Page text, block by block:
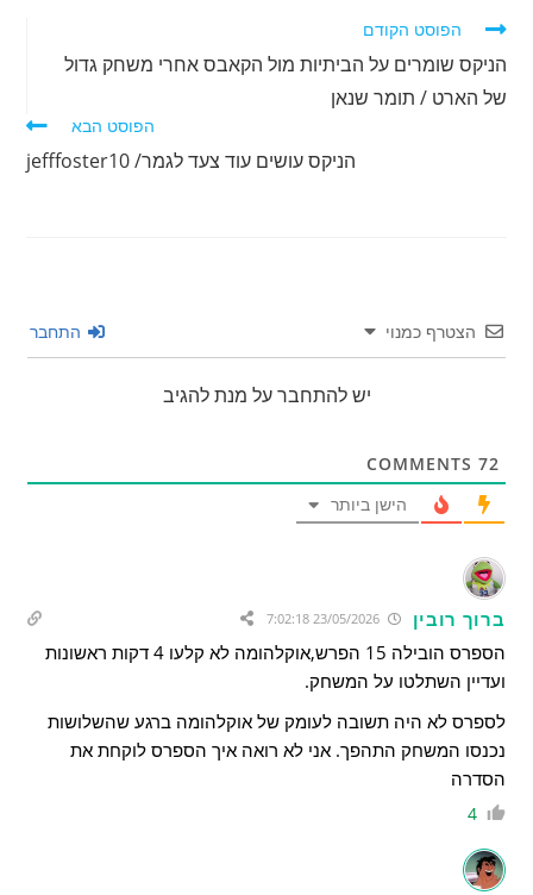
לקרוא
נוספים
הפוסט הקודם
הניקס שומרים על הביתיות מול הקאבס אחרי משחק גדול
של הארט / תומר שנאן
הפוסט הבא
הניקס עושים עוד צעד לגמר/ jefffoster10
הצטרף כמנוי התחבר
יש להתחבר על מנת להגיב
72
הישן ביותר
ברוך רובין 23/05/2026 7:02:18
הספרס הובילה 15 הפרש,אוקלהומה לא קלעו 4 דקות ראשונות
ועדיין השתלטו על המשחק.
לספרס לא היה תשובה לעומק של אוקלהומה ברגע שהשלושות
נכנסו המשחק התהפך. אני לא רואה איך הספרס לוקחת את
הסדרה
4